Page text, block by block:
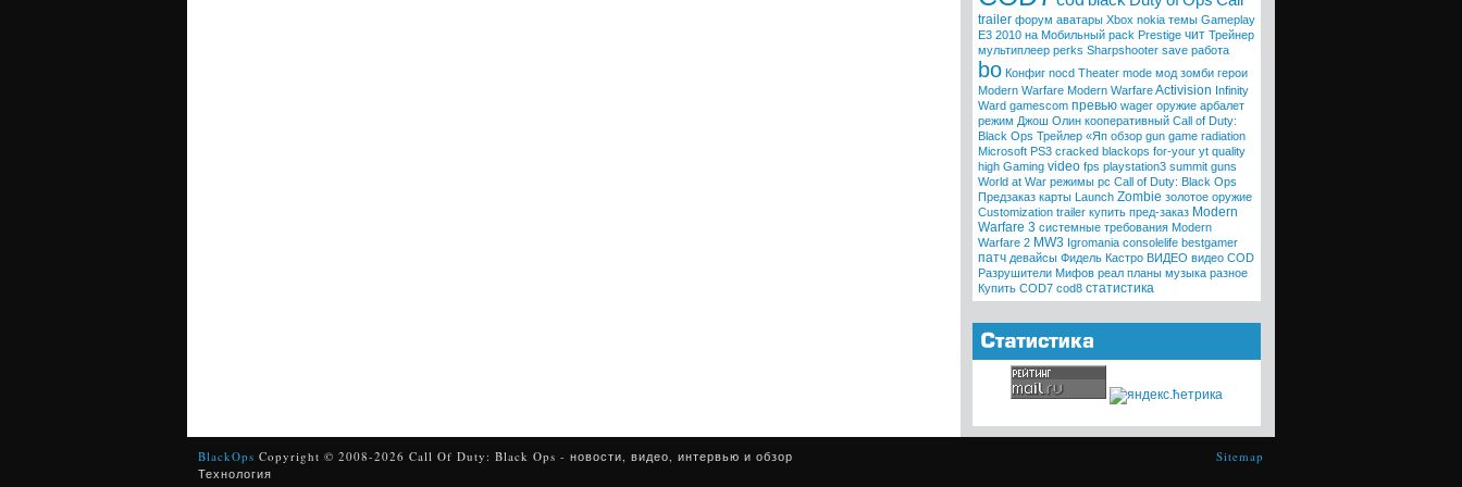
trailer форум аватары Xbox nokia темы Gameplay
E3 2010 на Мобильный pack Prestige чит Трейнер
мультиплеер perks Sharpshooter save работа
bo Конфиг nocd Theater mode мод зомби герои
Modern Warfare Modern WarfareActivision Infinity
Ward gamescom превью wager оружие арбалет
режим Джош Олин кооперативный Call of Duty:
Black Ops Трейлер «Яп обзор gun game radiation
Microsoft PS3 cracked blackops for-your yt quality
high Gaming video fps playstation3 summit guns
World at War режимы pc Call of Duty: Black Ops
Предзаказ карты Launch Zombie золотое оружие
Customization trailer купить пред-заказ Modern
Warfare 3 системные требования Modern
Warfare 2 MW3 Igromania consolelife bestgamer
патч девайсы Фидель Кастро ВИДЕО видео COD
Разрушители Мифов реал планы музыка разное
Купить COD7 cod8 статистика
BlackOps Copyright © 2008-2026 Call Of Duty: Black Ops - новости, видео, интервью и обзор
Технология
Sitemap